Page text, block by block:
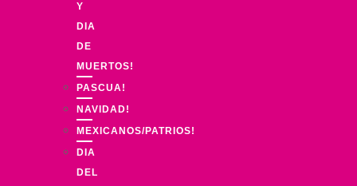
Y
DIA
DE
MUERTOS!
PASCUA!
NAVIDAD!
MEXICANOS/PATRIOS!
DIA
DEL